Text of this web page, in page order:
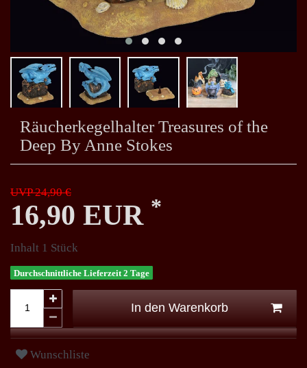
Räucherkegelhalter Treasures of the
Deep By Anne Stokes
UVP 24,90 €
16,90 EUR *
Inhalt 1 Stück
Durchschnittliche Lieferzeit 2 Tage
In den Warenkorb
Wunschliste